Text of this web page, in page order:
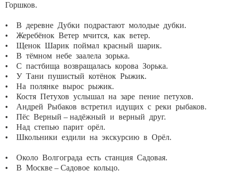
• В деревне Дубки подрастают молодые дубки.
• Жеребёнок Ветер мчится, как ветер.
• Щенок Шарик поймал красный шарик.
• В тёмном небе заалела зорька.
• С пастбища возвращалась корова Зорька.
• У Тани пушистый котёнок Рыжик.
• На полянке вырос рыжик.
• Костя Петухов услышал на заре пение петухов.
• Андрей Рыбаков встретил идущих с реки рыбаков.
• Пёс Верный – надёжный и верный друг.
• Над степью парит орёл.
• Школьники ездили на экскурсию в Орёл.
• Около Волгограда есть станция Садовая.
• В Москве – Садовое кольцо.